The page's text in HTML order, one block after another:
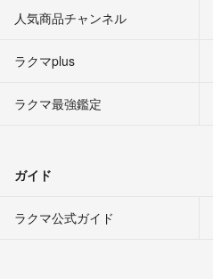
人気商品チャンネル
ラクマplus
ラクマ最強鑑定
ガイド
ラクマ公式ガイド